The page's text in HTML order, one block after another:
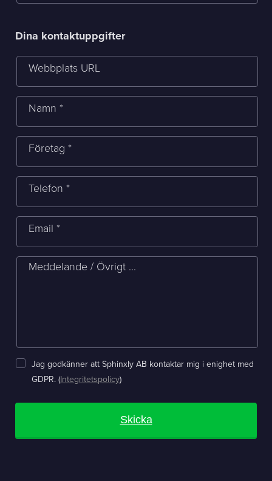
Dina kontaktuppgifter
Webbplats URL
Namn *
Företag *
Telefon *
Email *
Meddelande / Övrigt ...
Jag godkänner att Sphinxly AB kontaktar mig i enighet med
GDPR. (Integritetspolicy)
Skicka